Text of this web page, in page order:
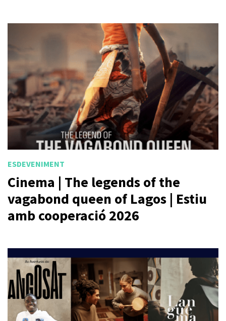
ESDEVENIMENT
Cinema | The legends of the
vagabond queen of Lagos | Estiu
amb cooperació 2026